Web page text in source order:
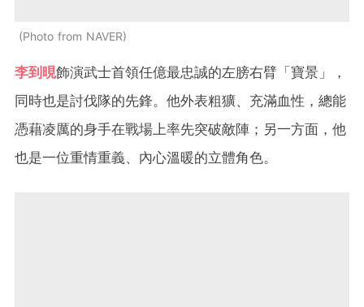
Photo from NAVER
李到晛飾演武士首領任億最忠誠的左膀右臂「寶景」，
同時也是討伐隊的先鋒。他外表粗獷、充滿血性，總能
憑藉凌厲的身手在戰場上率先突破敵陣；另一方面，他
也是一位重情重義、內心溫暖的立體角色。